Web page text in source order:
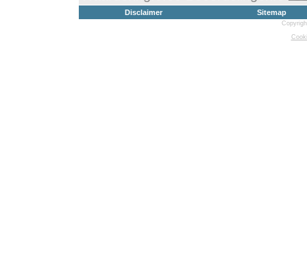
Disclaimer Sitemap